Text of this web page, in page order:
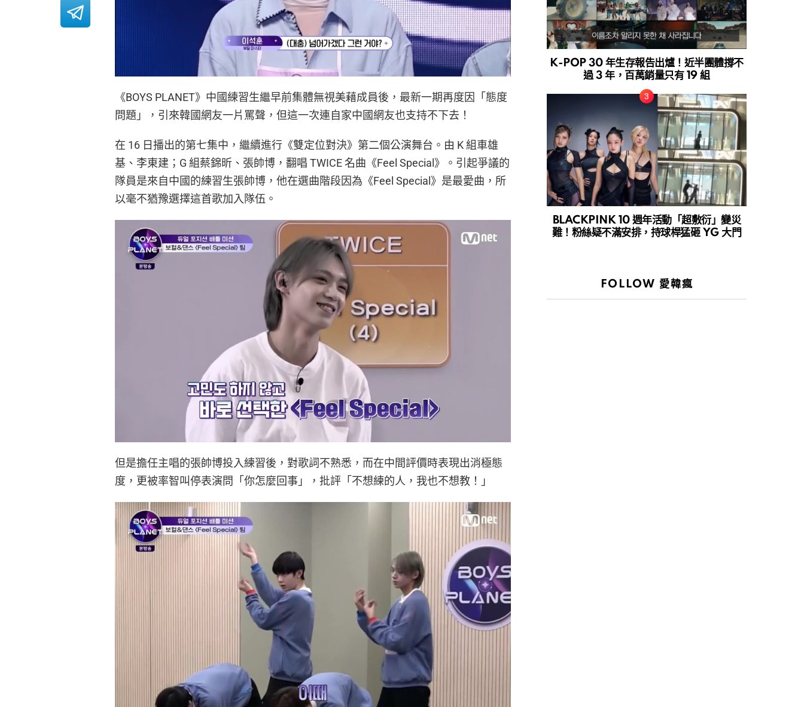
《BOYS PLANET》中國練習生繼早前集體無視美藉成員後，最新一期再度因「態度
問題」，引來韓國網友一片罵聲，但這一次連自家中國網友也支持不下去！
在 16 日播出的第七集中，繼續進行《雙定位對決》第二個公演舞台。由 K 組車雄
基、李東建；G 組蔡錦昕、張帥博，翻唱 TWICE 名曲《Feel Special》。引起爭議的
隊員是來自中國的練習生張帥博，他在選曲階段因為《Feel Special》是最愛曲，所
以毫不猶豫選擇這首歌加入隊伍。
但是擔任主唱的張帥博投入練習後，對歌詞不熟悉，而在中間評價時表現出消極態
度，更被率智叫停表演問「你怎麼回事」，批評「不想練的人，我也不想教！」
K-POP 30 年生存報告出爐！近半團體撐不
過 3 年，百萬銷量只有 19 組
BLACKPINK 10 週年活動「超敷衍」變災
難！粉絲疑不滿安排，持球桿猛砸 YG 大門
FOLLOW 愛韓瘋